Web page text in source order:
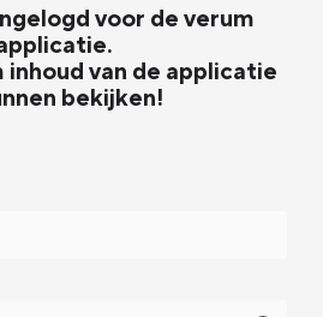
voor de verum
inhoud van de applicatie
bekijken!